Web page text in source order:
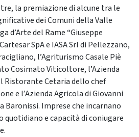
la premiazione di alcune tra le
dei Comuni della Valle
d’Arte del Rame “Giuseppe
SpA e IASA Srl di Pellezzano,
l’Agriturismo Casale Piè
Cosimato Viticoltore, l’Azienda
Ristorante Cetaria dello chef
e l’Azienda Agricola di Giovanni
Baronissi. Imprese che incarnano
quotidiano e capacità di coniugare